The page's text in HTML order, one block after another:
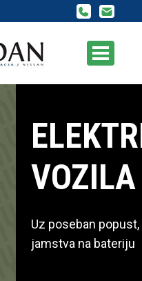
poticaje i 8 godina